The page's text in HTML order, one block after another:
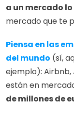
a un mercado
mercado que te
Piensa en las
del mundo (sí,
ejemplo): Airbnb,
están en
de millones de